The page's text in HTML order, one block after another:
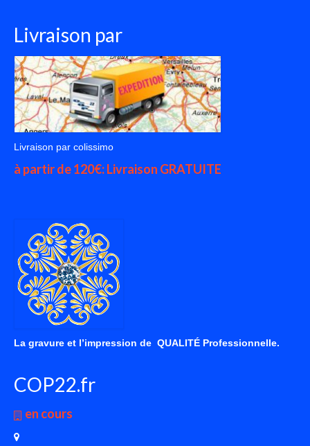
Livraison par
Livraison par colissimo
à partir de 120€: Livraison GRATUITE
La gravure et l’impression de QUALITÉ Professionnelle.
COP22.fr
en cours